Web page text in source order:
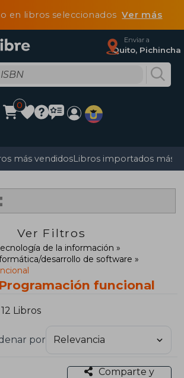
en libros seleccionadosVer más
Enviar a
Quito, Pichincha
0
más vendidosLibros importados más
Ver Filtros
de la información
desarrollo de software
funcional
Libros
por
Comparte y